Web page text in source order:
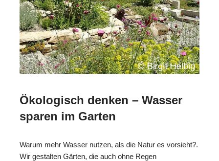
Ökologisch denken – Wasser
sparen im Garten
Warum mehr Wasser nutzen, als die Natur es vorsieht?.
Wir gestalten Gärten, die auch ohne Regen